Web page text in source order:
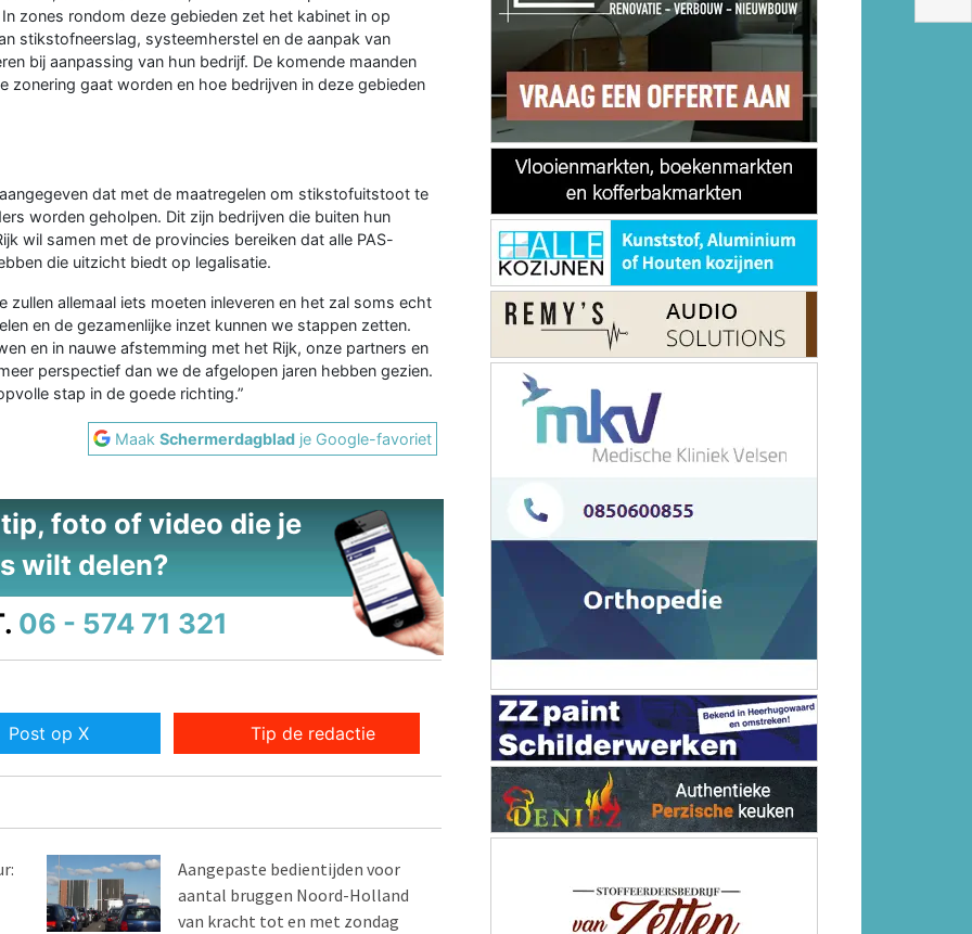
zones rondom deze gebieden zet het kabinet in op
stikstofneerslag, systeemherstel en de aanpak van
bij aanpassing van hun bedrijf. De komende maanden
gaat worden en hoe bedrijven in deze gebieden
dat met de maatregelen om stikstofuitstoot te
worden geholpen. Dit zijn bedrijven die buiten hun
wil samen met de provincies bereiken dat alle PAS-
die uitzicht biedt op legalisatie.
zullen allemaal iets moeten inleveren en het zal soms echt
en de gezamenlijke inzet kunnen we stappen zetten.
en in nauwe afstemming met het Rijk, onze partners en
perspectief dan we de afgelopen jaren hebben gezien.
stap in de goede richting.”
MaakSchermerdagblad je Google-favoriet
foto of video die je
wilt delen?
06 - 574 71 321
Post op X Tip de redactie
Aangepaste bedientijden voor
aantal bruggen Noord-Holland
van kracht tot en met zondag